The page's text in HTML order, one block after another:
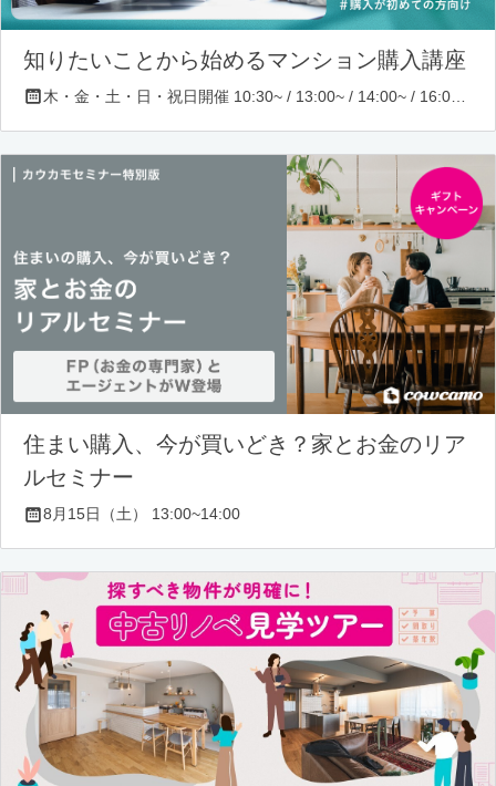
知りたいことから始めるマンション購入講座
住まい購入、今が買いどき？家とお金のリア
ルセミナー
8月15日（土） 13:00~14:00